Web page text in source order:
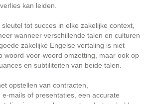
kan leiden.
tot succes in elke zakelijke context,
wanneer verschillende talen en culturen
zakelijke Engelse vertaling is niet
woord-voor-woord omzetting, maar ook op
en subtiliteiten van beide talen.
opstellen van contracten,
mails of presentaties, een accurate